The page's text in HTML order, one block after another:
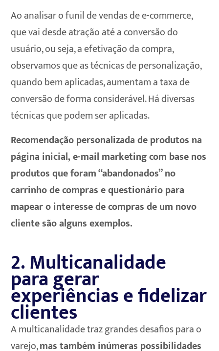
Ao analisar o funil de vendas de e-commerce,
que vai desde atração até a conversão do
usuário, ou seja, a efetivação da compra,
observamos que as técnicas de personalização,
quando bem aplicadas, aumentam a taxa de
conversão de forma considerável. Há diversas
técnicas que podem ser aplicadas.
Recomendação personalizada de produtos na
página inicial, e-mail marketing com base nos
produtos que foram “abandonados” no
carrinho de compras e questionário para
mapear o interesse de compras de um novo
cliente são alguns exemplos.
2. Multicanalidade
para gerar
experiências e fidelizar
clientes
A multicanalidade traz grandes desafios para o
varejo,mas também inúmeras possibilidades